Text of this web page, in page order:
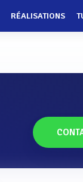
RÉALISATIONS